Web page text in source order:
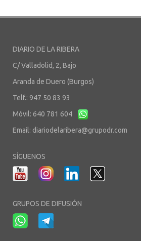
DIARIO DE LA RIBERA
C/ Valladolid, 2, Bajo
Aranda de Duero (Burgos)
Telf.: 947 50 83 93
Móvil: 640 781 604
Email: diariodelaribera@grupodr.com
SÍGUENOS
GRUPOS DE DIFUSIÓN